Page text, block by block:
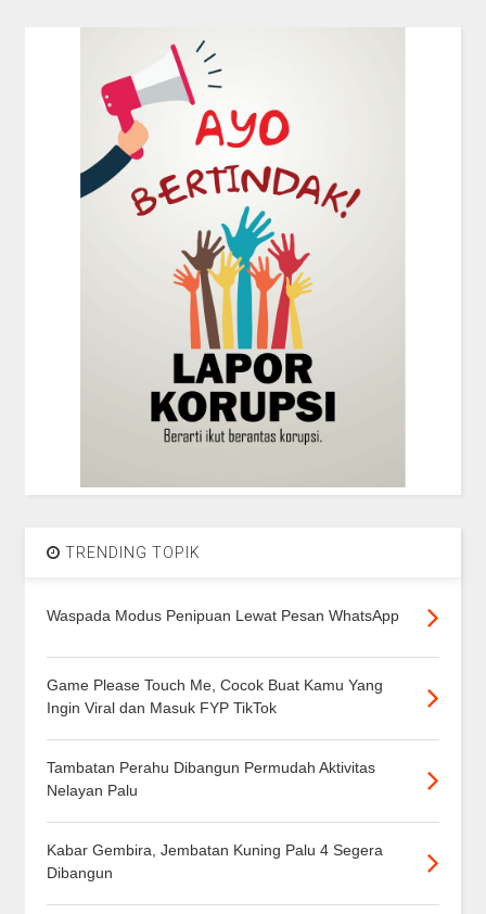
TRENDING TOPIK
Waspada Modus Penipuan Lewat Pesan WhatsApp
Game Please Touch Me, Cocok Buat Kamu Yang
Ingin Viral dan Masuk FYP TikTok
Tambatan Perahu Dibangun Permudah Aktivitas
Nelayan Palu
Kabar Gembira, Jembatan Kuning Palu 4 Segera
Dibangun